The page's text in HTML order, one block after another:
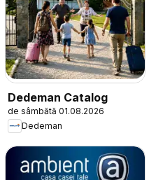
Dedeman Catalog
de sâmbătă 01.08.2026
Dedeman